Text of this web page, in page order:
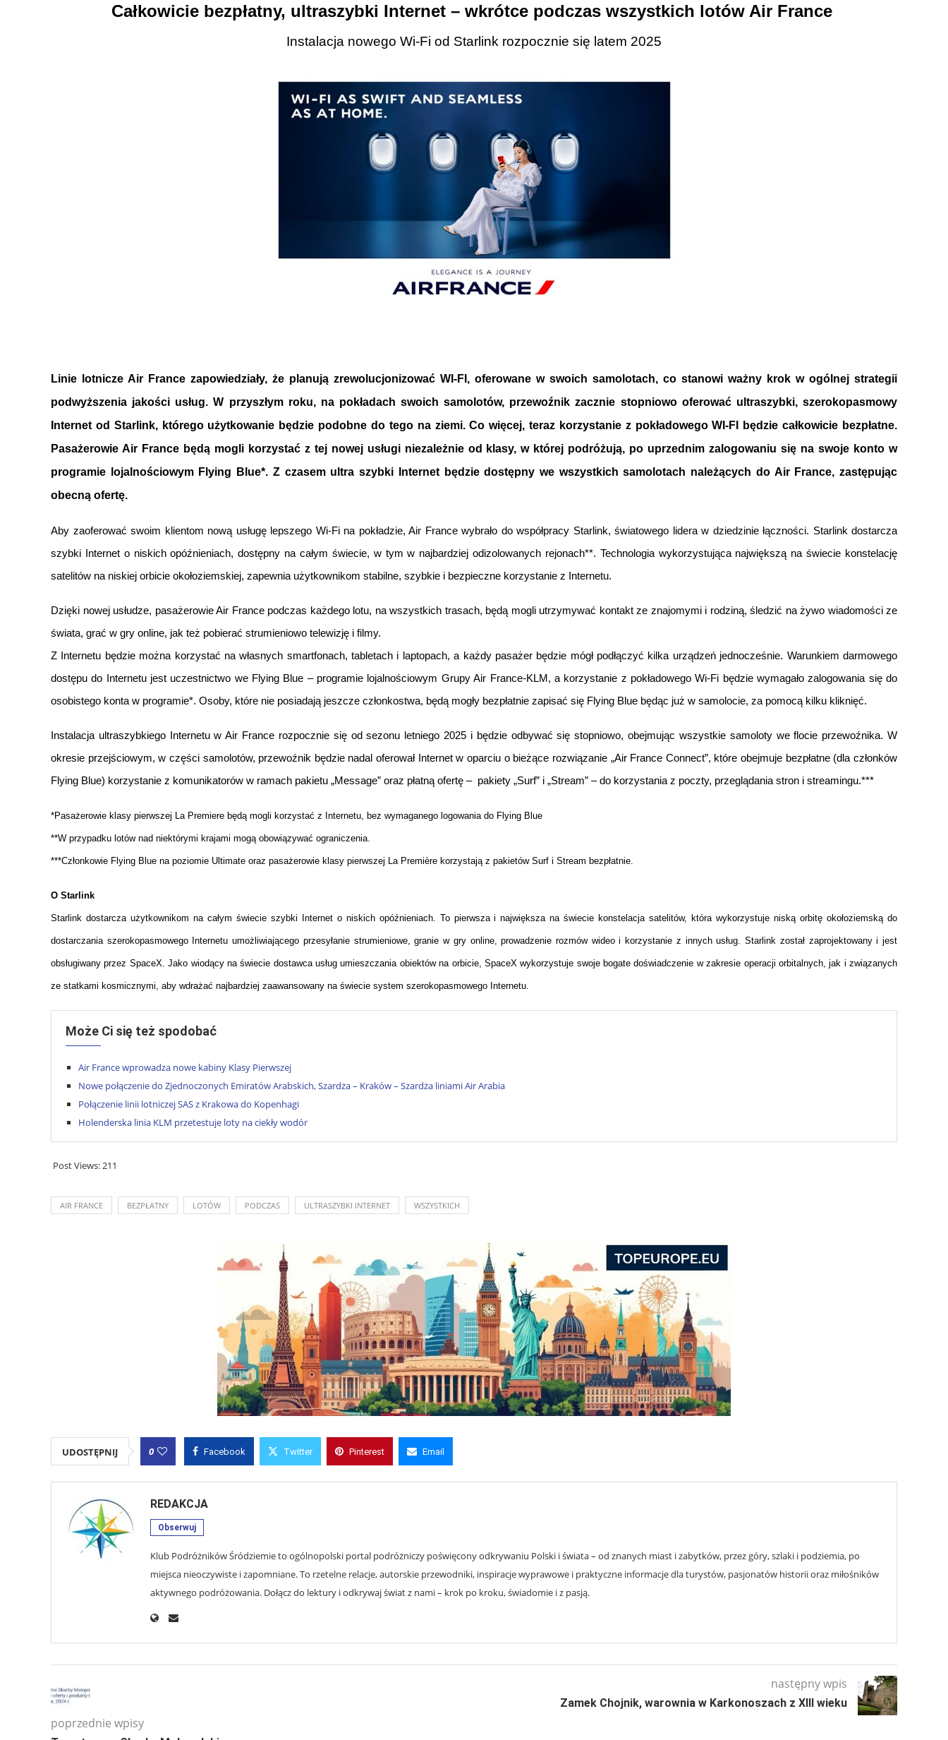
Całkowicie bezpłatny, ultraszybki Internet – wkrótce podczas wszystkich lotów Air France
Instalacja nowego Wi-Fi od Starlink rozpocznie się latem 2025
Linie lotnicze Air France zapowiedziały, że planują zrewolucjonizować WI-FI, oferowane w swoich samolotach, co stanowi ważny krok w ogólnej strategii
podwyższenia jakości usług. W przyszłym roku, na pokładach swoich samolotów, przewoźnik zacznie stopniowo oferować ultraszybki, szerokopasmowy
Internet od Starlink, którego użytkowanie będzie podobne do tego na ziemi. Co więcej, teraz korzystanie z pokładowego WI-FI będzie całkowicie bezpłatne.
Pasażerowie Air France będą mogli korzystać z tej nowej usługi niezależnie od klasy, w której podróżują, po uprzednim zalogowaniu się na swoje konto w
programie lojalnościowym Flying Blue*. Z czasem ultra szybki Internet będzie dostępny we wszystkich samolotach należących do Air France, zastępując
obecną ofertę.
Aby zaoferować swoim klientom nową usługę lepszego Wi-Fi na pokładzie, Air France wybrało do współpracy Starlink, światowego lidera w dziedzinie łączności. Starlink dostarcza
szybki Internet o niskich opóźnieniach, dostępny na całym świecie, w tym w najbardziej odizolowanych rejonach**. Technologia wykorzystująca największą na świecie konstelację
satelitów na niskiej orbicie okołoziemskiej, zapewnia użytkownikom stabilne, szybkie i bezpieczne korzystanie z Internetu.
Dzięki nowej usłudze, pasażerowie Air France podczas każdego lotu, na wszystkich trasach, będą mogli utrzymywać kontakt ze znajomymi i rodziną, śledzić na żywo wiadomości ze
świata, grać w gry online, jak też pobierać strumieniowo telewizję i filmy.
Z Internetu będzie można korzystać na własnych smartfonach, tabletach i laptopach, a każdy pasażer będzie mógł podłączyć kilka urządzeń jednocześnie. Warunkiem darmowego
dostępu do Internetu jest uczestnictwo we Flying Blue – programie lojalnościowym Grupy Air France-KLM, a korzystanie z pokładowego Wi-Fi będzie wymagało zalogowania się do
osobistego konta w programie*. Osoby, które nie posiadają jeszcze członkostwa, będą mogły bezpłatnie zapisać się Flying Blue będąc już w samolocie, za pomocą kilku kliknięć.
Instalacja ultraszybkiego Internetu w Air France rozpocznie się od sezonu letniego 2025 i będzie odbywać się stopniowo, obejmując wszystkie samoloty we flocie przewoźnika. W
okresie przejściowym, w części samolotów, przewoźnik będzie nadal oferował Internet w oparciu o bieżące rozwiązanie „Air France Connect”, które obejmuje bezpłatne (dla członków
Flying Blue) korzystanie z komunikatorów w ramach pakietu „Message” oraz płatną ofertę –  pakiety „Surf” i „Stream” – do korzystania z poczty, przeglądania stron i streamingu.***
*Pasażerowie klasy pierwszej La Premiere będą mogli korzystać z Internetu, bez wymaganego logowania do Flying Blue
**W przypadku lotów nad niektórymi krajami mogą obowiązywać ograniczenia.
***Członkowie Flying Blue na poziomie Ultimate oraz pasażerowie klasy pierwszej La Première korzystają z pakietów Surf i Stream bezpłatnie.
O Starlink
Starlink dostarcza użytkownikom na całym świecie szybki Internet o niskich opóźnieniach. To pierwsza i największa na świecie konstelacja satelitów, która wykorzystuje niską orbitę okołoziemską do
dostarczania szerokopasmowego Internetu umożliwiającego przesyłanie strumieniowe, granie w gry online, prowadzenie rozmów wideo i korzystanie z innych usług. Starlink został zaprojektowany i jest
obsługiwany przez SpaceX. Jako wiodący na świecie dostawca usług umieszczania obiektów na orbicie, SpaceX wykorzystuje swoje bogate doświadczenie w zakresie operacji orbitalnych, jak i związanych
ze statkami kosmicznymi, aby wdrażać najbardziej zaawansowany na świecie system szerokopasmowego Internetu.
Może Ci się też spodobać
Air France wprowadza nowe kabiny Klasy Pierwszej
Nowe połączenie do Zjednoczonych Emiratów Arabskich, Szardża – Kraków – Szardża liniami Air Arabia
Połączenie linii lotniczej SAS z Krakowa do Kopenhagi
Holenderska linia KLM przetestuje loty na ciekły wodór
Post Views:211
AIR FRANCE BEZPŁATNY LOTÓW PODCZAS ULTRASZYBKI INTERNET WSZYSTKICH
UDOSTĘPNIJ 0 Facebook Twitter Pinterest Email
REDAKCJA
Obserwuj
Klub Podróżników Śródziemie to ogólnopolski portal podróżniczy poświęcony odkrywaniu Polski i świata – od znanych miast i zabytków, przez góry, szlaki i podziemia, po
miejsca nieoczywiste i zapomniane. To rzetelne relacje, autorskie przewodniki, inspiracje wyprawowe i praktyczne informacje dla turystów, pasjonatów historii oraz miłośników
aktywnego podróżowania. Dołącz do lektury i odkrywaj świat z nami – krok po kroku, świadomie i z pasją.
poprzednie wpisy
następny wpis
Zamek Chojnik, warownia w Karkonoszach z XIII wieku